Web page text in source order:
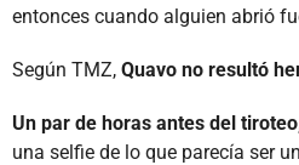
entonces cuando alguien abrió
Según TMZ, Quavo no resultó
Un par de horas antes del
una selfie de lo que parecía ser